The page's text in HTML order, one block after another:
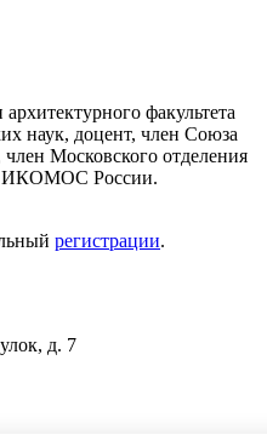
архитектурного факультета
наук, доцент, член Союза
Московского отделения
ИКОМОС России.
регистрации.
д. 7